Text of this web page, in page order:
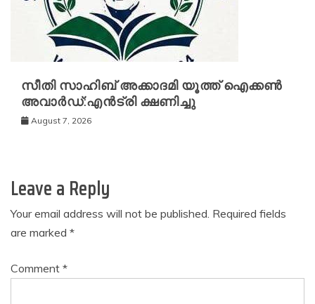
സീതി സാഹിബ് അക്കാദമി യൂത്ത് ഐക്കൺ
അവാർഡ്:എൻട്രി ക്ഷണിച്ചു
August 7, 2026
Leave a Reply
Your email address will not be published. Required fields
are marked *
Comment *